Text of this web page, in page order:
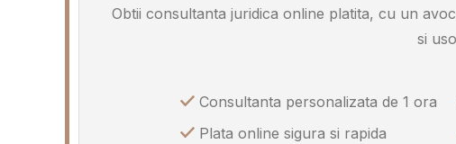
Obtii consultanta juridica online platita, cu un
si
Consultanta personalizata de 1 ora
Plata online sigura si rapida